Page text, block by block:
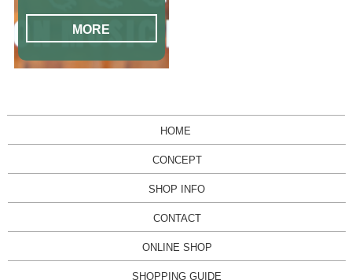
MORE
HOME
CONCEPT
SHOP INFO
CONTACT
ONLINE SHOP
SHOPPING GUIDE